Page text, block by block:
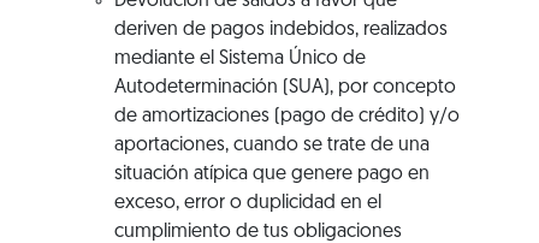
deriven de pagos indebidos, realizados
mediante el Sistema Único de
Autodeterminación (SUA), por concepto
de amortizaciones (pago de crédito) y/o
aportaciones, cuando se trate de una
situación atípica que genere pago en
exceso, error o duplicidad en el
cumplimiento de tus obligaciones